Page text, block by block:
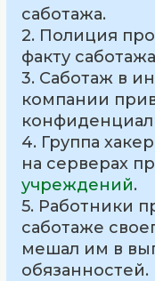
саботажа.
2. Полиция
факту
3. Саботаж в
компании
4. Группа
на серверах
учреждений.
5. Работники
саботаже
мешал им в
обязанностей.